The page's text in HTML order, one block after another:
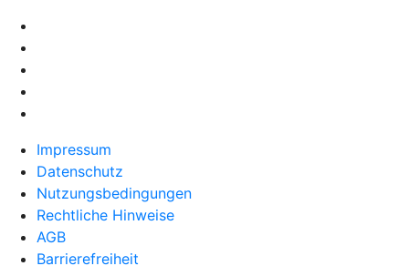
Impressum
Datenschutz
Nutzungsbedingungen
Rechtliche Hinweise
AGB
Barrierefreiheit